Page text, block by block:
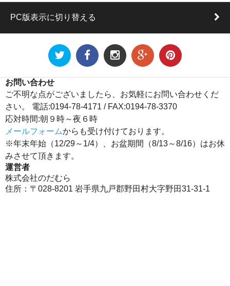
PC版表示に切り替える
お問い合わせ
ご不明な点がございましたら、お気軽にお問い合わせくだ
さい。 電話:0194-78-4171 / FAX:0194-78-3370
応対時間:朝９時～夜６時
メールフォームからも受け付けております。
※年末年始（12/29～1/4）、お盆期間（8/13～8/16）はお休
みさせて頂きます。
運営者
株式会社のだむら
住所：〒028-8201 岩手県九戸郡野田村大字野田31-31-1